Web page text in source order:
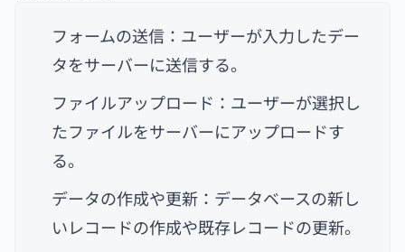
フォームの送信：ユーザーが入力したデー
タをサーバーに送信する。
ファイルアップロード：ユーザーが選択し
たファイルをサーバーにアップロードす
る。
データの作成や更新：データベースの新し
いレコードの作成や既存レコードの更新。